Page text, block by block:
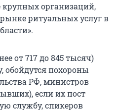
организаций,
ритуальных услуг в
от 717 до 845 тысяч)
обойдутся похороны
РФ, министров
если их пост
службу, спикеров